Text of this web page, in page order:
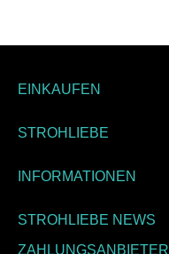
EINKAUFEN
STROHLIEBE
INFORMATIONEN
STROHLIEBE NEWS
ZAHLUNGSANBIETER